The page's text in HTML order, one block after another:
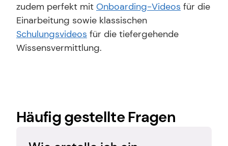
zudem perfekt mit Onboarding-Videos für die
Schulungsvideos für die tiefergehende
Wissensvermittlung.
Häufig gestellte Fragen